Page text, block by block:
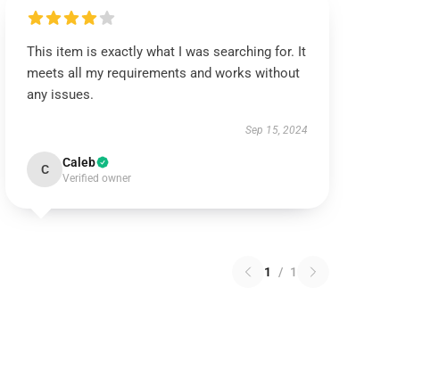
This item is exactly what I was searching for. It
meets all my requirements and works without
any issues.
Sep 15, 2024
C Caleb
Verified owner
1 / 1